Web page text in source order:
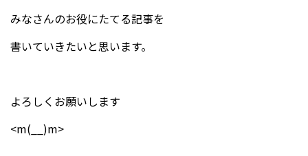
みなさんのお役にたてる記事を
書いていきたいと思います。
よろしくお願いします
<m(__)m>